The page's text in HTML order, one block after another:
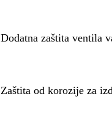
Dodatna zaštita ventila
Zaštita od korozije za